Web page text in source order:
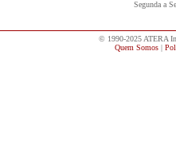
Segunda a
© 1990-2025 ATERA
Quem Somos|